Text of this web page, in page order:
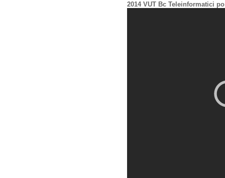
2014 VUT Bc Teleinformatici